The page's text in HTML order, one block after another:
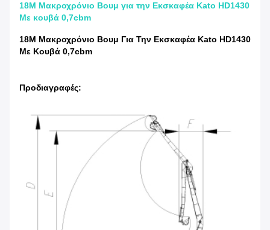
18Μ Μακροχρόνιο Βουμ για την Εκσκαφέα Kato HD1430
Με κουβά 0,7cbm
18Μ Μακροχρόνιο Βουμ Για Την Εκσκαφέα Kato HD1430
Με Κουβά 0,7cbm
Προδιαγραφές: